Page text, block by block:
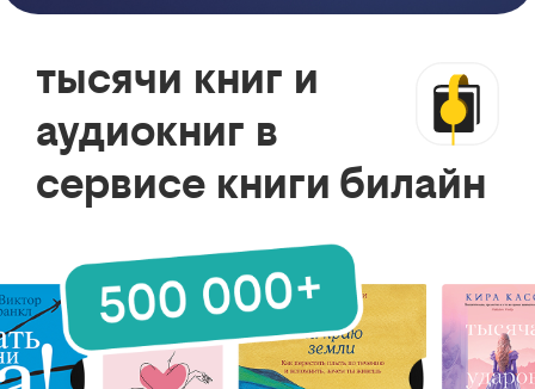
тысячи книг и
аудиокниг в
сервисе книги билайн